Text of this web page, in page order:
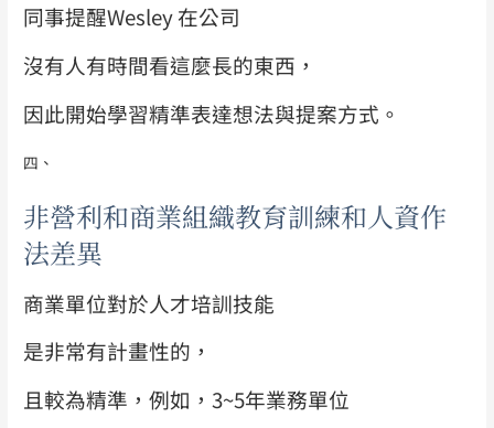
同事提醒Wesley 在公司
沒有人有時間看這麼長的東西，
因此開始學習精準表達想法與提案方式。
四、
非營利和商業組織教育訓練和人資作
法差異
商業單位對於人才培訓技能
是非常有計畫性的，
且較為精準，例如，3~5年業務單位